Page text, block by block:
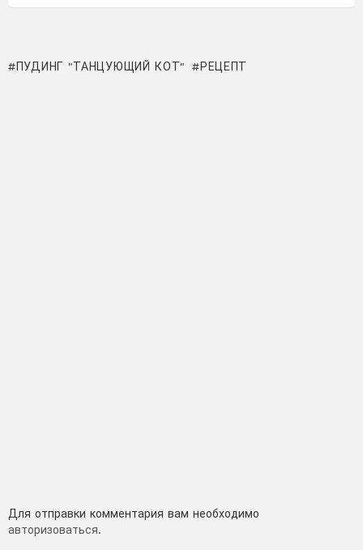
ПУДИНГ "ТАНЦУЮЩИЙ КОТ" РЕЦЕПТ
Добавить
комментарий
Для отправки комментария вам необходимо
авторизоваться.